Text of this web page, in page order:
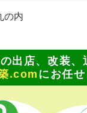
の内
出店、改装、
.comにお任